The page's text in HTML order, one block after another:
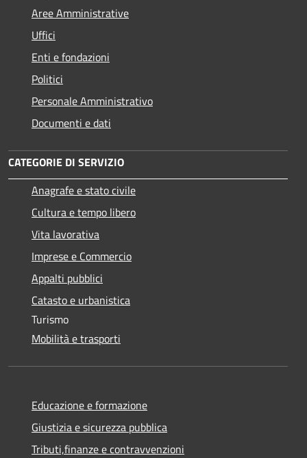
Aree Amministrative
Uffici
Enti e fondazioni
Politici
Personale Amministrativo
Documenti e dati
CATEGORIE DI SERVIZIO
Anagrafe e stato civile
Cultura e tempo libero
Vita lavorativa
Imprese e Commercio
Appalti pubblici
Catasto e urbanistica
Turismo
Mobilità e trasporti
Educazione e formazione
Giustizia e sicurezza pubblica
Tributi,finanze e contravvenzioni